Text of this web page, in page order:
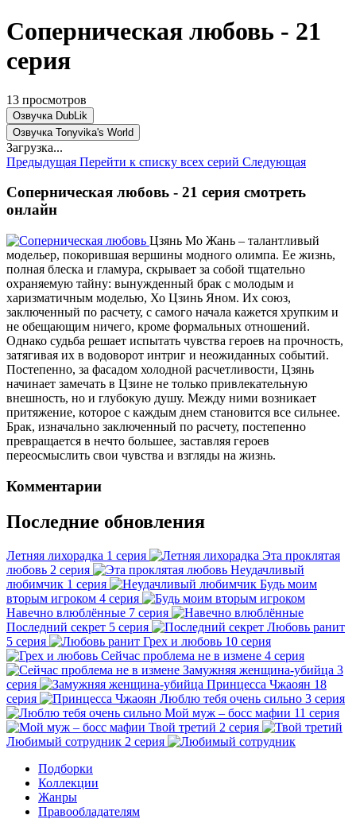
Соперническая любовь - 21
серия
13 просмотров
Озвучка DubLik
Озвучка Tonyvika's World
Загрузка...
Предыдущая Перейти к списку всех серий Следующая
Соперническая любовь - 21 серия смотреть
онлайн
Цзянь Мо Жань – талантливый
модельер, покорившая вершины модного олимпа. Ее жизнь,
полная блеска и гламура, скрывает за собой тщательно
охраняемую тайну: вынужденный брак с молодым и
харизматичным моделью, Хо Цзинь Яном. Их союз,
заключенный по расчету, с самого начала кажется хрупким и
не обещающим ничего, кроме формальных отношений.
Однако судьба решает испытать чувства героев на прочность,
затягивая их в водоворот интриг и неожиданных событий.
Постепенно, за фасадом холодной расчетливости, Цзянь
начинает замечать в Цзине не только привлекательную
внешность, но и глубокую душу. Между ними возникает
притяжение, которое с каждым днем становится все сильнее.
Брак, изначально заключенный по расчету, постепенно
превращается в нечто большее, заставляя героев
переосмыслить свои чувства и взгляды на жизнь.
Комментарии
Последние обновления
Летняя лихорадка 1 серия
Эта проклятая
любовь 2 серия
Неудачливый
любимчик 1 серия
Будь моим
вторым игроком 4 серия
Навечно влюблённые 7 серия
Последний секрет 5 серия
Любовь ранит
5 серия
Грех и любовь 10 серия
Сейчас проблема не в измене 4 серия
Замужняя женщина-убийца 3
серия
Принцесса Чжаоян 18
серия
Люблю тебя очень сильно 3 серия
Мой муж – босс мафии 11 серия
Твой третий 2 серия
Любимый сотрудник 2 серия
Подборки
Коллекции
Жанры
Правообладателям